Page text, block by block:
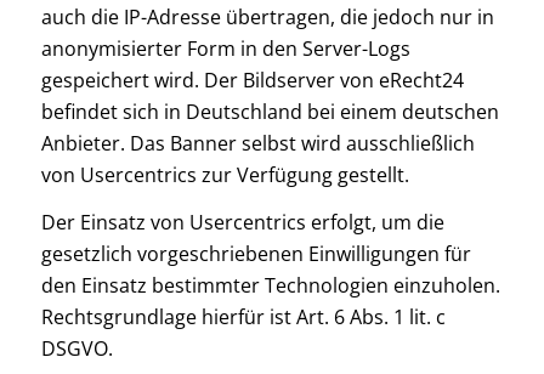
auch die IP-Adresse übertragen, die jedoch nur in
anonymisierter Form in den Server-Logs
gespeichert wird. Der Bildserver von eRecht24
befindet sich in Deutschland bei einem deutschen
Anbieter. Das Banner selbst wird ausschließlich
von Usercentrics zur Verfügung gestellt.
Der Einsatz von Usercentrics erfolgt, um die
gesetzlich vorgeschriebenen Einwilligungen für
den Einsatz bestimmter Technologien einzuholen.
Rechtsgrundlage hierfür ist Art. 6 Abs. 1 lit. c
DSGVO.